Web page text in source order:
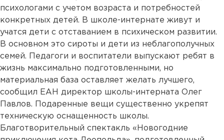
психологами с учетом возраста и потребностей
конкретных детей. В школе-интернате живут и
учатся дети с отставанием в психическом развитии.
В основном это сироты и дети из неблагополучных
семей. Педагоги и воспитатели выпускают ребят в
жизнь максимально подготовленными, но
материальная база оставляет желать лучшего,
сообщил ЕАН директор школы-интерната Олег
Павлов. Подаренные вещи существенно укрепят
техническую оснащенность школы.
Благотворительный спектакль «Новогодние